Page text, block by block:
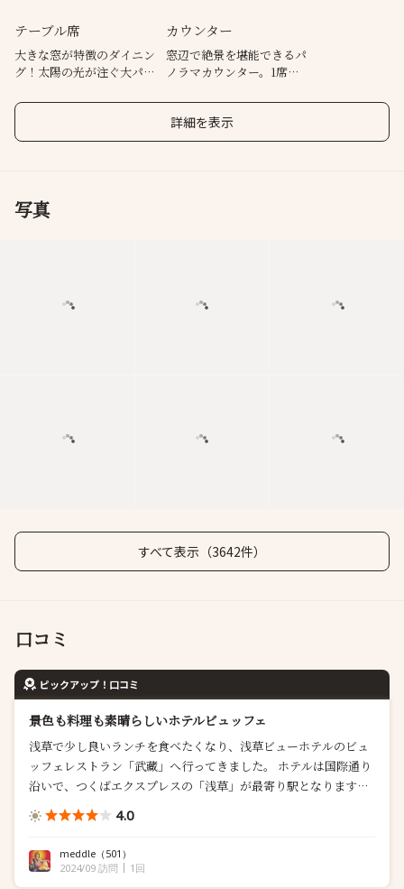
テーブル席
大きな窓が特徴のダイニン
グ！太陽の光が注ぐ大パノ
カウンター
窓辺で絶景を堪能できるパ
ノラマカウンター。1席
詳細を表示
写真
すべて表示（3642件）
口コミ
ピックアップ！口コミ
景色も料理も素晴らしいホテルビュッフェ
浅草で少し良いランチを食べたくなり、浅草ビューホテルのビュ
ッフェレストラン「武藏」へ行ってきました。 ホテルは国際通り
沿いで、つくばエクスプレスの「浅草」が最寄り駅となります
が、東武等の「浅草」駅からでも徒歩10分程度です。 レストラン
はホテルの26階に有り、窓からはスカイツリーや浅草寺等が...
4.0
meddle （501）
2024/09 訪問
1回